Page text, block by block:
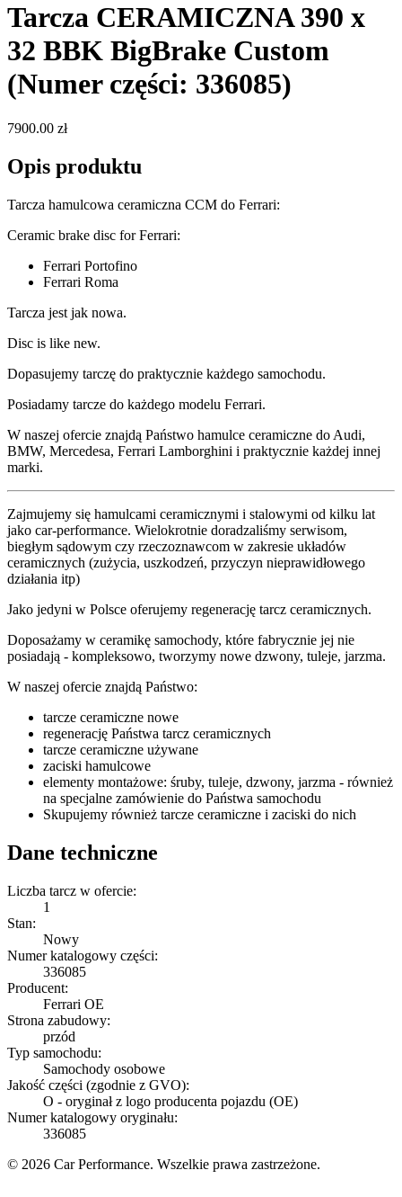
Tarcza CERAMICZNA 390 x
32 BBK BigBrake Custom
(Numer części: 336085)
7900.00 zł
Opis produktu
Tarcza hamulcowa ceramiczna CCM do Ferrari:
Ceramic brake disc for Ferrari:
Ferrari Portofino
Ferrari Roma
Tarcza jest jak nowa.
Disc is like new.
Dopasujemy tarczę do praktycznie każdego samochodu.
Posiadamy tarcze do każdego modelu Ferrari.
W naszej ofercie znajdą Państwo hamulce ceramiczne do Audi,
BMW, Mercedesa, Ferrari Lamborghini i praktycznie każdej innej
marki.
Zajmujemy się hamulcami ceramicznymi i stalowymi od kilku lat
jako car-performance. Wielokrotnie doradzaliśmy serwisom,
biegłym sądowym czy rzeczoznawcom w zakresie układów
ceramicznych (zużycia, uszkodzeń, przyczyn nieprawidłowego
działania itp)
Jako jedyni w Polsce oferujemy regenerację tarcz ceramicznych.
Doposażamy w ceramikę samochody, które fabrycznie jej nie
posiadają - kompleksowo, tworzymy nowe dzwony, tuleje, jarzma.
W naszej ofercie znajdą Państwo:
tarcze ceramiczne nowe
regenerację Państwa tarcz ceramicznych
tarcze ceramiczne używane
zaciski hamulcowe
elementy montażowe: śruby, tuleje, dzwony, jarzma - również
na specjalne zamówienie do Państwa samochodu
Skupujemy również tarcze ceramiczne i zaciski do nich
Dane techniczne
Liczba tarcz w ofercie:
1
Stan:
Nowy
Numer katalogowy części:
336085
Producent:
Ferrari OE
Strona zabudowy:
przód
Typ samochodu:
Samochody osobowe
Jakość części (zgodnie z GVO):
O - oryginał z logo producenta pojazdu (OE)
Numer katalogowy oryginału:
336085
© 2026 Car Performance. Wszelkie prawa zastrzeżone.